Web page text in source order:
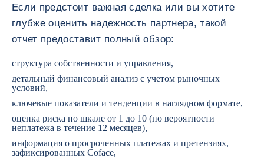
Если предстоит важная сделка или вы хотите
глубже оценить надежность партнера, такой
отчет предоставит полный обзор:
структура собственности и управления,
детальный финансовый анализ с учетом рыночных
условий,
ключевые показатели и тенденции в наглядном формате,
оценка риска по шкале от 1 до 10 (по вероятности
неплатежа в течение 12 месяцев),
информация о просроченных платежах и претензиях,
зафиксированных Coface,